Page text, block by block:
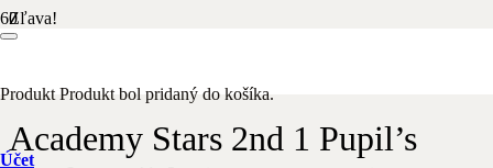
Produkt Produkt bol pridaný do košíka.
Účet
Zľava!
Academy Stars 2nd 1 Pupil’s